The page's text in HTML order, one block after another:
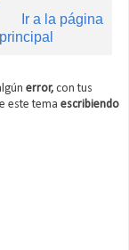
Ir a la página
principal
error, con tus
este tema escribiendo